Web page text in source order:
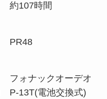
約107時間
PR48
フォナックオーデオ
P-13T(電池交換式)